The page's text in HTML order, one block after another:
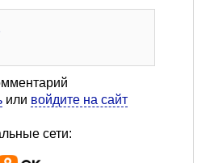
или войдите на сайт
сети: